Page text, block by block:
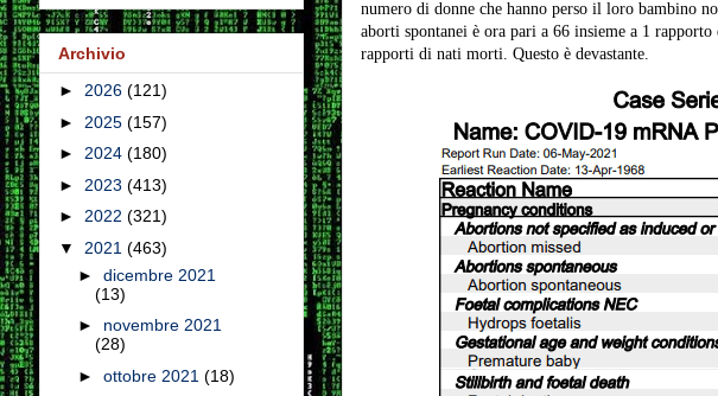
numero di donne che hanno perso il loro bambino
aborti spontanei è ora pari a 66 insieme a 1
rapporti di nati morti. Questo è devastante.
Archivio
► 2026 (121)
► 2025 (157)
► 2024 (180)
► 2023 (413)
► 2022 (321)
▼ 2021 (463)
►dicembre 2021
(13)
► novembre 2021
(28)
►ottobre 2021(18)